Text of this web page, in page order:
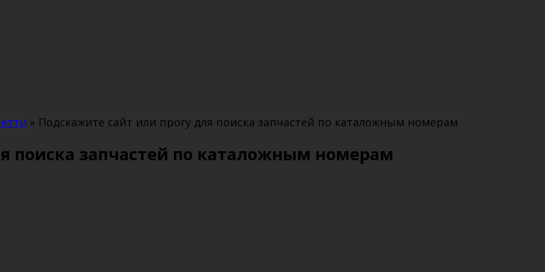
» Подскажите сайт или прогу для поиска запчастей по каталожным номерам
поиска запчастей по каталожным номерам